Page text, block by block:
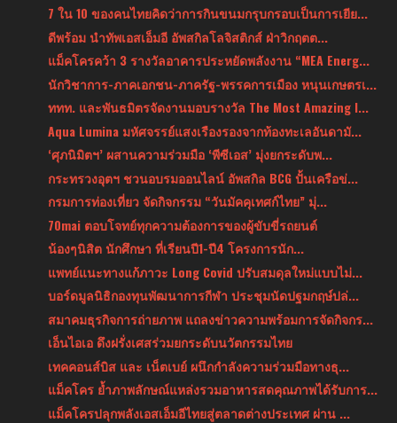
7 ใน 10 ของคนไทยคิดว่าการกินขนมกรุบกรอบเป็นการเยีย...
ดีพร้อม นำทัพเอสเอ็มอี อัพสกิลโลจิสติกส์ ฝ่าวิกฤตต...
แม็คโครคว้า 3 รางวัลอาคารประหยัดพลังงาน “MEA Energ...
นักวิชาการ-ภาคเอกชน-ภาครัฐ-พรรคการเมือง หนุนเกษตรเ...
ททท. และพันธมิตรจัดงานมอบรางวัล The Most Amazing I...
Aqua Lumina มหัศจรรย์แสงเรืองรองจากท้องทะเลอันดามั...
‘ศุภนิมิตฯ’ ผสานความร่วมมือ ‘พีซีเอส’ มุ่งยกระดับพ...
กระทรวงอุตฯ ชวนอบรมออนไลน์ อัพสกิล BCG ปั้นเครือข่...
กรมการท่องเที่ยว จัดกิจกรรม “วันมัคคุเทศก์ไทย” มุ่...
70mai ตอบโจทย์ทุกความต้องการของผู้ขับขี่รถยนต์
น้องๆนิสิต นักศึกษา ที่เรียนปี1-ปี4 โครงการนัก...
แพทย์แนะทางแก้ภาวะ Long Covid ปรับสมดุลใหม่แบบไม่...
บอร์ดมูลนิธิกองทุนพัฒนาการกีฬา ประชุมนัดปฐมกฤษ์ปล่...
สมาคมธุรกิจการถ่ายภาพ แถลงข่าวความพร้อมการจัดกิจกร...
เอ็นไอเอ ดึงฝรั่งเศสร่วมยกระดับนวัตกรรมไทย
เทคคอนส์บิส และ เน็ตเบย์ ผนึกกำลังความร่วมมือทางธุ...
แม็คโคร ย้ำภาพลักษณ์แหล่งรวมอาหารสดคุณภาพได้รับการ...
แม็คโครปลุกพลังเอสเอ็มอีไทยสู่ตลาดต่างประเทศ ผ่าน ...